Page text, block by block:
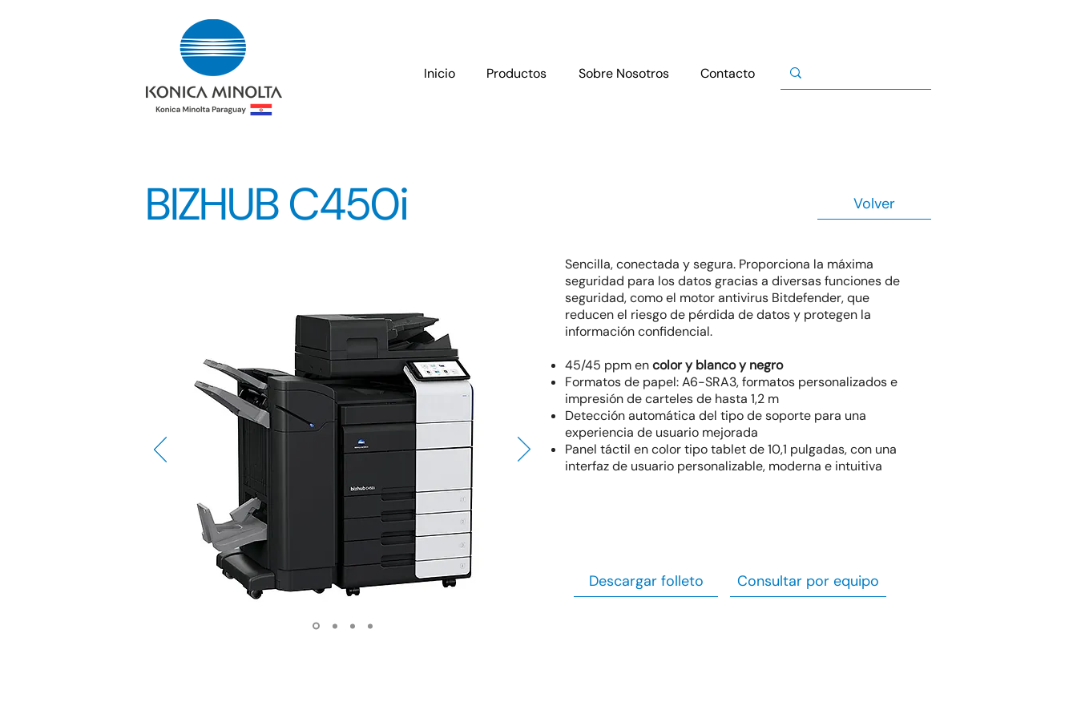
Inicio Productos Sobre Nosotros Contacto
BIZHUB C450i Volver
Sencilla, conectada y segura. Proporciona la máxima
seguridad para los datos gracias a diversas funciones de
seguridad, como el motor antivirus Bitdefender, que
reducen el riesgo de pérdida de datos y protegen la
información confidencial.
45/45 ppm encolor y blanco y negro
Formatos de papel: A6-SRA3, formatos personalizados e
impresión de carteles de hasta 1,2 m
Detección automática del tipo de soporte para una
experiencia de usuario mejorada
Panel táctil en color tipo tablet de 10,1 pulgadas, con una
interfaz de usuario personalizable, moderna e intuitiva
Descargar folleto Consultar por equipo